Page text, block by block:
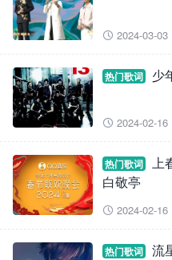
 2024-03-03
热门歌词 少
 2024-02-16
热门歌词
上
白敬亭
 2024-02-16
热门歌词 流